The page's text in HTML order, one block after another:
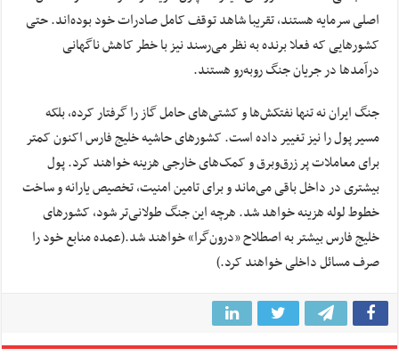
اصلی سرمایه هستند، تقریبا شاهد توقف کامل صادرات خود بوده‌اند. حتی
کشورهایی که فعلا برنده به نظر می‌رسند نیز با خطر کاهش ناگهانی
درآمدها در جریان جنگ روبه‌رو هستند.
جنگ ایران نه تنها نفتکش‌ها و کشتی‌های حامل گاز را گرفتار کرده، بلکه
مسیر پول را نیز تغییر داده است. کشورهای حاشیه خلیج فارس اکنون کمتر
برای معاملات پر زرق‌وبرق و کمک‌های خارجی هزینه خواهند کرد. پول
بیشتری در داخل باقی می‌ماند و برای تامین امنیت، تخصیص یارانه‌ و ساخت
خطوط لوله هزینه خواهد شد. هرچه این جنگ طولانی‌تر شود، کشورهای
خلیج فارس بیشتر به اصطلاح «درون‌گرا» خواهند شد.(عمده منابع خود را
صرف مسائل داخلی خواهند کرد.)